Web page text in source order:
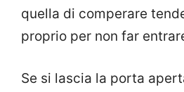
quella di comperare
proprio per non far
Se si lascia la porta